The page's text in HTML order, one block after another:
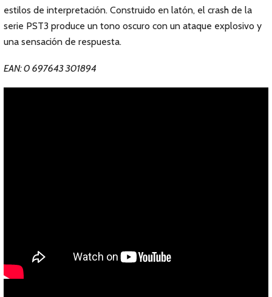
estilos de interpretación. Construido en latón, el crash de la
serie PST3 produce un tono oscuro con un ataque explosivo y
una sensación de respuesta.
EAN: 0 697643 301894